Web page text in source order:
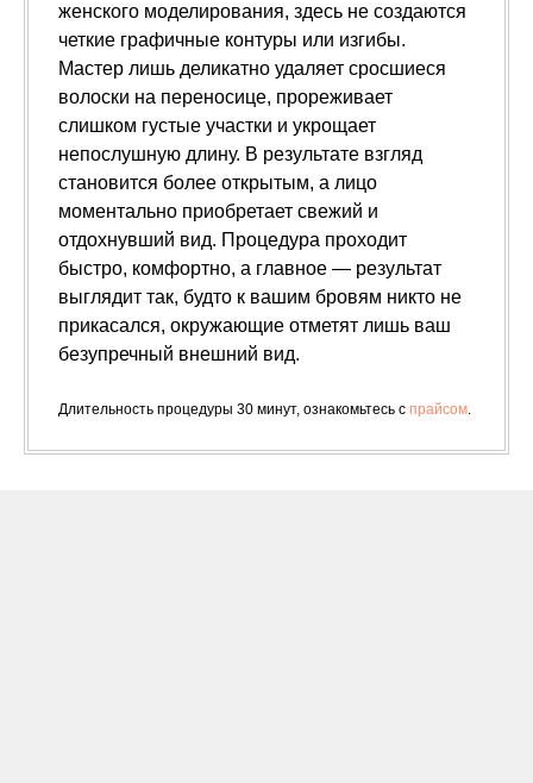
женского моделирования, здесь не создаются
четкие графичные контуры или изгибы.
Мастер лишь деликатно удаляет сросшиеся
волоски на переносице, прореживает
слишком густые участки и укрощает
непослушную длину. В результате взгляд
становится более открытым, а лицо
моментально приобретает свежий и
отдохнувший вид. Процедура проходит
быстро, комфортно, а главное — результат
выглядит так, будто к вашим бровям никто не
прикасался, окружающие отметят лишь ваш
безупречный внешний вид.
Длительность процедуры 30 минут, ознакомьтесь с прайсом.